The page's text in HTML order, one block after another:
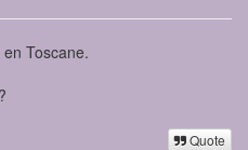
Toscane.
Quote